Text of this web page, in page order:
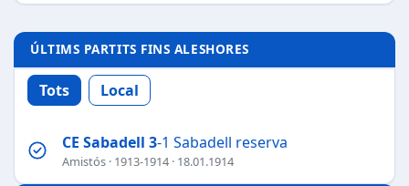
ÚLTIMS PARTITS FINS ALESHORES
Tots Local
CE Sabadell 3-1 Sabadell reserva
Amistós · 1913-1914 · 18.01.1914